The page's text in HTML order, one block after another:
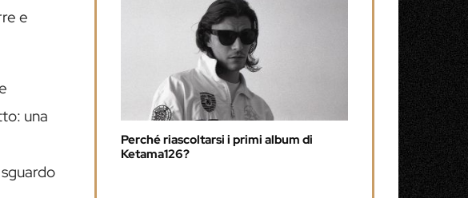
e
una
Perché riascoltarsi i primi album di
Ketama126?